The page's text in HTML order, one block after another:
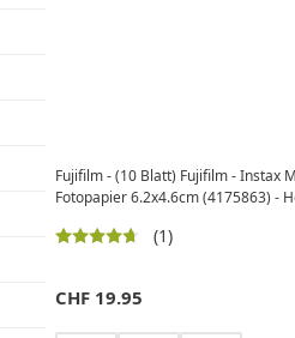
Fujifilm - (10 Blatt) Fujifilm - Instax
Fotopapier 6.2x4.6cm (4175863) -
(1)
CHF 19.95